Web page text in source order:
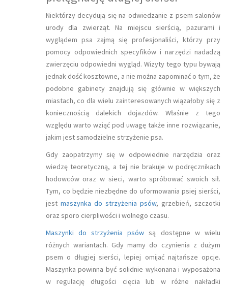
Niektórzy decydują się na odwiedzanie z psem salonów
urody dla zwierząt. Na miejscu sierścią, pazurami i
wyglądem psa zajmą się profesjonaliści, którzy przy
pomocy odpowiednich specyfików i narzędzi nadadzą
zwierzęciu odpowiedni wygląd. Wizyty tego typu bywają
jednak dość kosztowne, a nie można zapominać o tym, że
podobne gabinety znajdują się głównie w większych
miastach, co dla wielu zainteresowanych wiązałoby się z
koniecznością dalekich dojazdów. Właśnie z tego
względu warto wziąć pod uwagę także inne rozwiązanie,
jakim jest samodzielne strzyżenie psa.
Gdy zaopatrzymy się w odpowiednie narzędzia oraz
wiedzę teoretyczną, a tej nie brakuje w podręcznikach
hodowców oraz w sieci, warto spróbować swoich sił.
Tym, co będzie niezbędne do uformowania psiej sierści,
jest maszynka do strzyżenia psów, grzebień, szczotki
oraz sporo cierpliwości i wolnego czasu.
Maszynki do strzyżenia psów są dostępne w wielu
różnych wariantach. Gdy mamy do czynienia z dużym
psem o długiej sierści, lepiej omijać najtańsze opcje.
Maszynka powinna być solidnie wykonana i wyposażona
w regulację długości cięcia lub w różne nakładki